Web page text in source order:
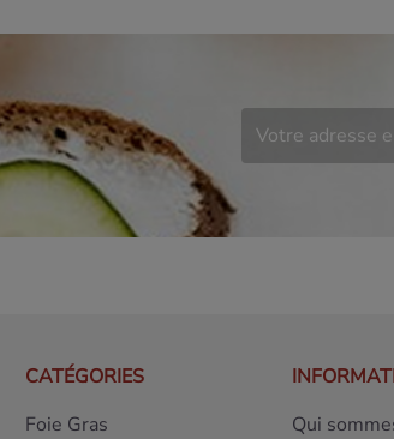
CATÉGORIES
Foie Gras
Qui